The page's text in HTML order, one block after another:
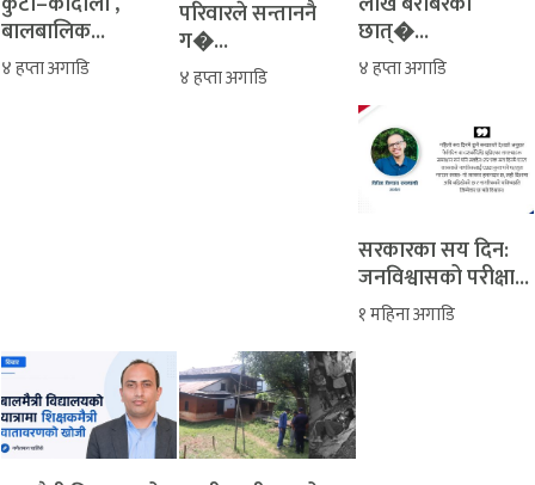
बालबालिक...
४ हप्ता अगाडि
परिवारले सन्ताननै
ग�...
४ हप्ता अगाडि
छात्�...
४ हप्ता अगाडि
सरकारका सय दिन:
जनविश्वासको परीक्षा...
१ महिना अगाडि